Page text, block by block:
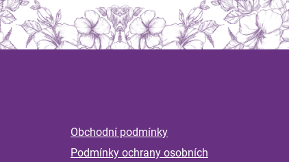
Obchodní podmínky
Podmínky ochrany osobních